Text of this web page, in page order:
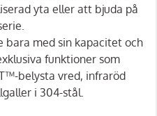
yta eller att bjuda på
bara med sin kapacitet och
funktioner som
belysta vred, infraröd
i 304-stål.